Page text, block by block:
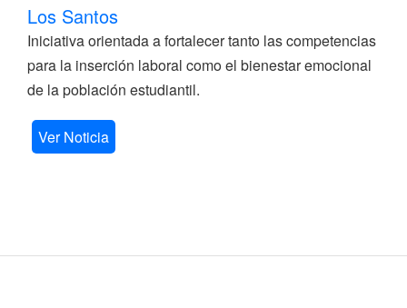
Los Santos
Iniciativa orientada a fortalecer tanto las competencias
para la inserción laboral como el bienestar emocional
de la población estudiantil.
Ver Noticia